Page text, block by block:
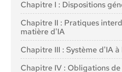
Chapitre I : Dispositions
Article 1 : Objet
Article 2 : Champ d'application
Article 4 : Maîtrise de l'IA
Chapitre II : Pratiques
matière d'IA
Article 5 : Pratiques
Chapitre III : Système d'IA
Section 1 : Classification
Chapitre IV : Obligations de